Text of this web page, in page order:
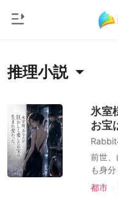
閲覧履歴
ログアウトしま
ホームページ
都市
恋愛
人狼
推理小説
氷室
お宝
前世
も身
の末に
都市